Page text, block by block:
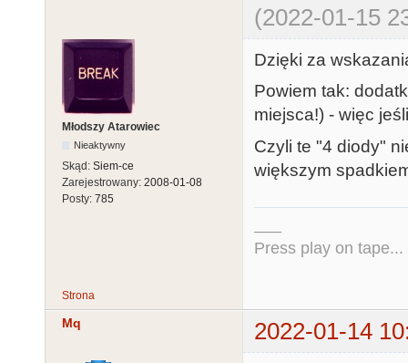
(2022-01-15
Młodszy Atarowiec
Nieaktywny
Skąd: Siem-ce
Zarejestrowany: 2008-01-08
Posty: 785
Dzięki za
Powiem tak:
miejsca!) - więc
Czyli te "4 diody"
większym
Press play on tape...
Strona
Mq 2022-01-14